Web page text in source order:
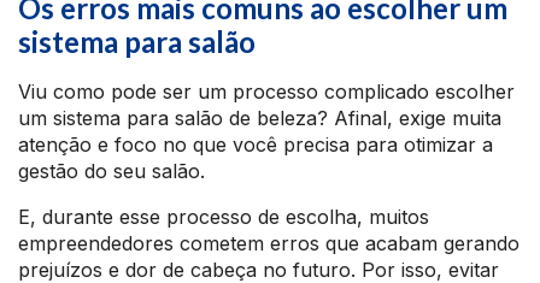
Os erros mais comuns ao escolher um
sistema para salão
Viu como pode ser um processo complicado escolher
um sistema para salão de beleza? Afinal, exige muita
atenção e foco no que você precisa para otimizar a
gestão do seu salão.
E, durante esse processo de escolha, muitos
empreendedores cometem erros que acabam gerando
prejuízos e dor de cabeça no futuro. Por isso, evitar